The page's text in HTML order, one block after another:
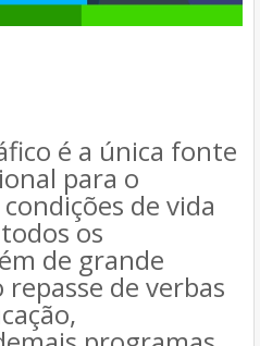
é a única fonte
para o
de vida
os
de grande
de verbas